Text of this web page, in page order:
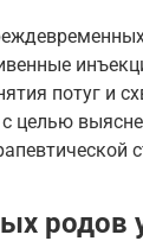
потуг и
целью
родов